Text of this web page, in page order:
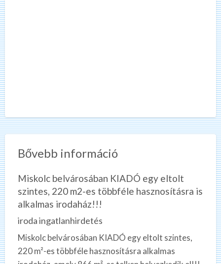
Bővebb információ
Miskolc belvárosában KIADÓ egy eltolt
szintes, 220 m2-es többféle hasznosításra is
alkalmas irodaház!!!
iroda ingatlanhirdetés
Miskolc belvárosában KIADÓ egy eltolt szintes,
220 m²-es többféle hasznosításra alkalmas